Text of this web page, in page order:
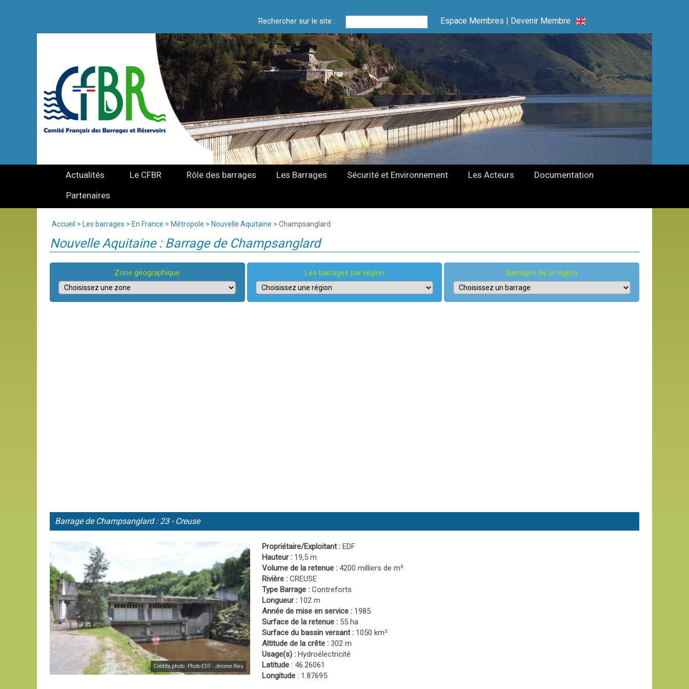
Rechercher sur le site : Espace Membres | Devenir Membre
Actualités Le CFBR Rôle des barrages Les Barrages Sécurité et Environnement Les Acteurs
Documentation
Partenaires
Accueil > Les barrages > En France > Métropole > Nouvelle Aquitaine > Champsanglard
Nouvelle Aquitaine : Barrage de Champsanglard
Zone géographique Les barrages par région Barrages de la région
Barrage de Champsanglard : 23 - Creuse
Crédits photo : Photo EDF - Jérome Rieu
Propriétaire/Exploitant : EDF
Hauteur : 19,5 m
Volume de la retenue : 4200 milliers de m³
Rivière : CREUSE
Type Barrage : Contreforts
Longueur : 102 m
Année de mise en service : 1985
Surface de la retenue : 55 ha
Surface du bassin versant : 1050 km²
Altitude de la crête : 302 m
Usage(s) : Hydroélectricité
Latitude : 46.26061
Longitude : 1.87695